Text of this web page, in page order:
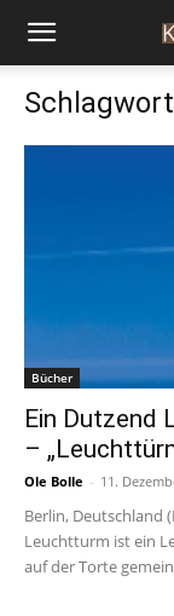
Bücher
Ein Dutzend
–
Ole Bolle - 11.
Berlin, Deutschland
Leuchtturm ist ein
auf der Torte